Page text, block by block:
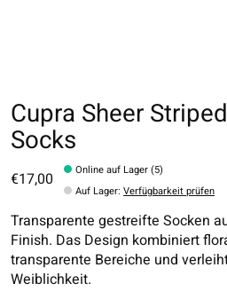
Cupra Sheer
Socks
€17,00
Online auf Lager (5)
Auf Lager:Verfügbarkeit prüfen
Transparente gestreifte Socken
Finish. Das Design kombiniert
transparente Bereiche und
Weiblichkeit.